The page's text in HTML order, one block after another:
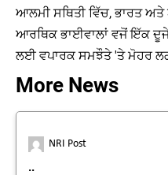
ਆਲਮੀ ਸਥਿਤੀ ਵਿੱਚ, ਭਾਰਤ
ਆਰਥਿਕ ਭਾਈਵਾਲਾਂ ਵਜੋਂ ਇੱਕ
ਲਈ ਵਪਾਰਕ ਸਮਝੌਤੇ 'ਤੇ ਮੋਹਰ
More News
NRI Post
..